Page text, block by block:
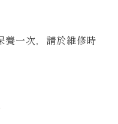
養一次，請於維修時